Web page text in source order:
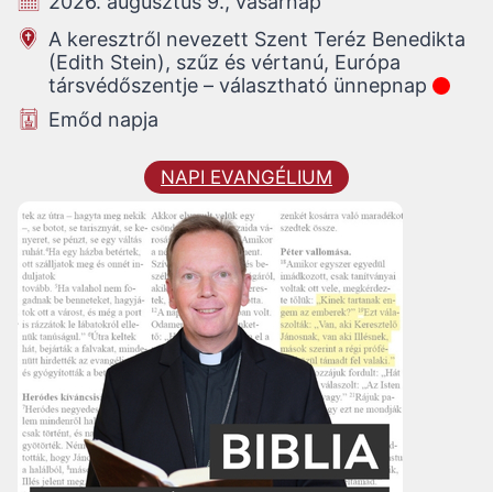
A keresztről nevezett Szent Teréz Benedikta
(Edith Stein), szűz és vértanú, Európa
társvédőszentje – választható ünnepnap
Emőd napja
NAPI EVANGÉLIUM